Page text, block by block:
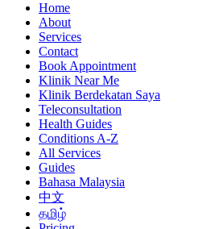
Home
About
Services
Contact
Book Appointment
Klinik Near Me
Klinik Berdekatan Saya
Teleconsultation
Health Guides
Conditions A-Z
All Services
Guides
Bahasa Malaysia
中文
தமிழ்